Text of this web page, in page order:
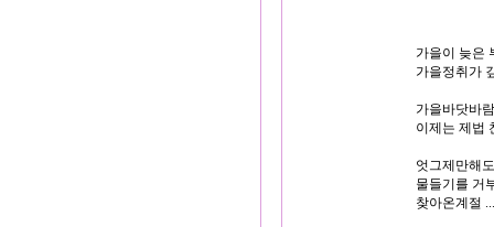
가을이 늦은
가을정취가
가을바닷바
이제는 제법
엇그제만해
물들기를 거
찾아온계절 ...